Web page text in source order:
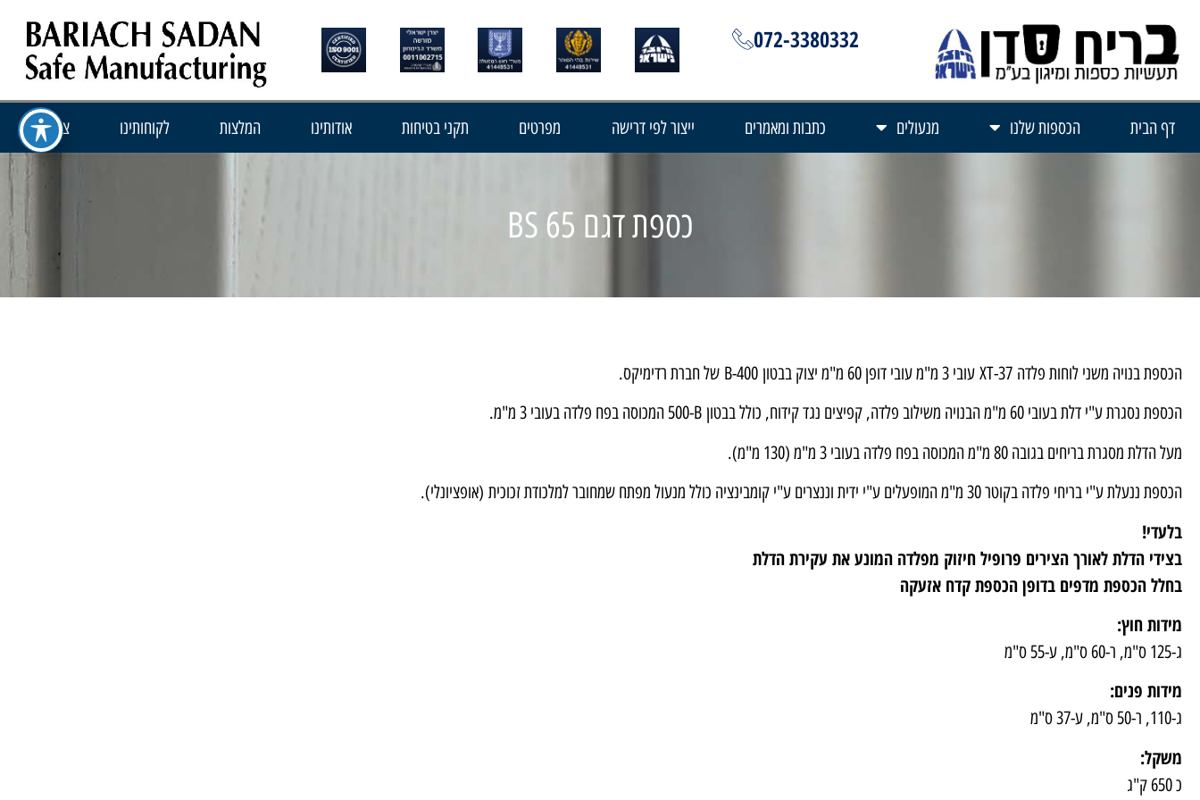
072-3380332
דף הבית הכספות שלנו מנעולים כתבות ומאמרים ייצור לפי דרישה מפרטים תקני בטיחות אודותינו המלצות לקוחותינו צור קשר
כספת דגם BS 65
הכספת בנויה משני לוחות פלדה XT-37 עובי 3 מ"מ עובי דופן 60 מ"מ יצוק בבטון
של חברת רדימיקס.
הכספת נסגרת ע"י דלת בעובי 60 מ"מ הבנויה משילוב פלדה, קפיצים נגד קידוח, כולל בבטון
B-500 המכוסה בפח פלדה בעובי 3 מ"מ.
מעל הדלת מסגרת בריחים בגובה 80 מ"מ המכוסה בפח פלדה בעובי 3 מ"מ (130 מ"מ).
הכספת ננעלת ע"י בריחי פלדה בקוטר 30 מ"מ המופעלים ע"י ידית וננצרים ע"י קומבינציה כולל מנעול מפתח שמחובר למלכודת זכוכית
)אופציונלי).
בלעדי!
בצידי הדלת לאורך הצירים פרופיל חיזוק מפלדה המונע את עקירת הדלת
בחלל הכספת מדפים בדופן הכספת קדח אזעקה
מידות חוץ:
ג-125 ס"מ, ר-60 ס"מ, ע-55 ס"מ
מידות פנים:
ג-110, ר-50 ס"מ, ע-37 ס"מ
משקל:
כ 650 ק"ג